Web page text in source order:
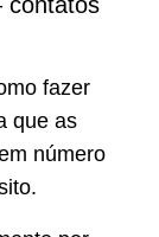
fazer
que as
número